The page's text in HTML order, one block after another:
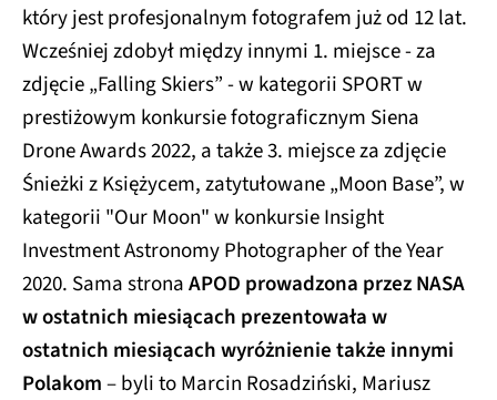
który jest profesjonalnym fotografem już od 12 lat.
Wcześniej zdobył między innymi 1. miejsce - za
zdjęcie „Falling Skiers” - w kategorii SPORT w
prestiżowym konkursie fotograficznym Siena
Drone Awards 2022, a także 3. miejsce za zdjęcie
Śnieżki z Księżycem, zatytułowane „Moon Base”, w
kategorii "Our Moon" w konkursie Insight
Investment Astronomy Photographer of the Year
2020. Sama stronaAPOD prowadzona przez NASA
w ostatnich miesiącach prezentowała w
ostatnich miesiącach wyróżnienie także innymi
Polakom– byli to Marcin Rosadziński, Mariusz